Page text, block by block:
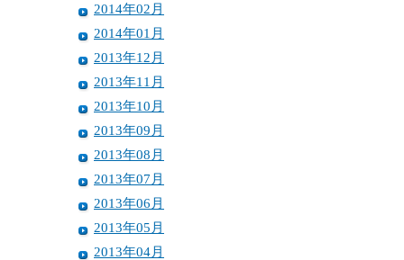
2014年02月
2014年01月
2013年12月
2013年11月
2013年10月
2013年09月
2013年08月
2013年07月
2013年06月
2013年05月
2013年04月